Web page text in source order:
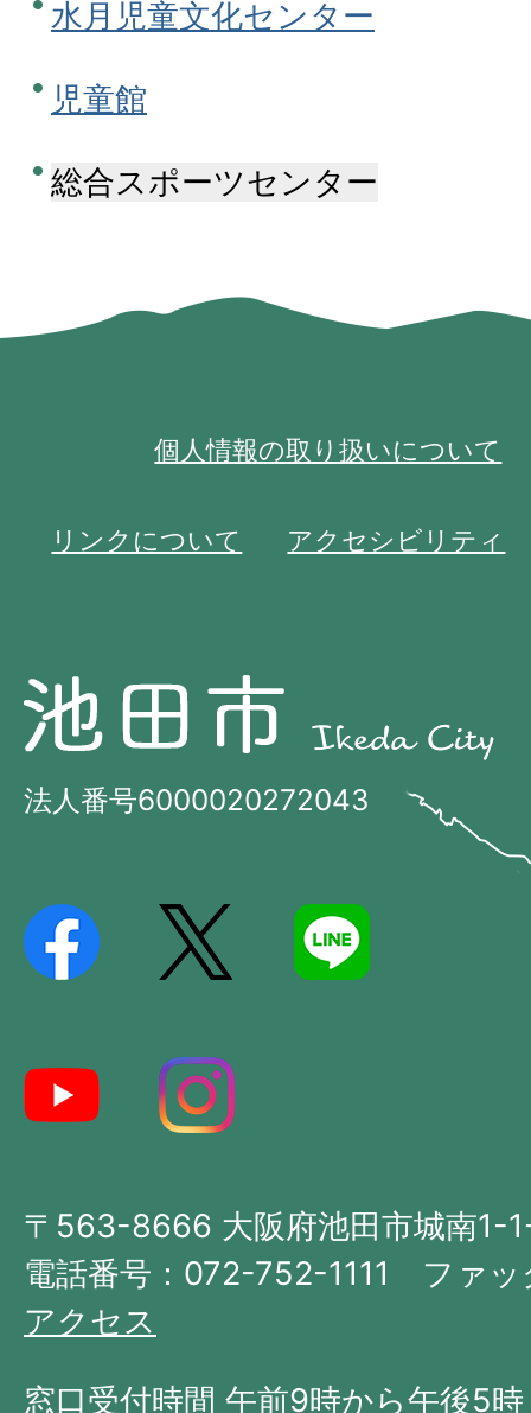
水月児童文化センター
児童館
総合スポーツセンター
個人情報の取り扱いについて
リンクについて アクセシビリティ
池
田
市
法人番号6000020272043
市
の
阪
府
西
〒563-8666 大阪府池田市城南1-
電話番号：072-752-1111 ファ
アクセス
窓口受付時間 午前9時から午後5時